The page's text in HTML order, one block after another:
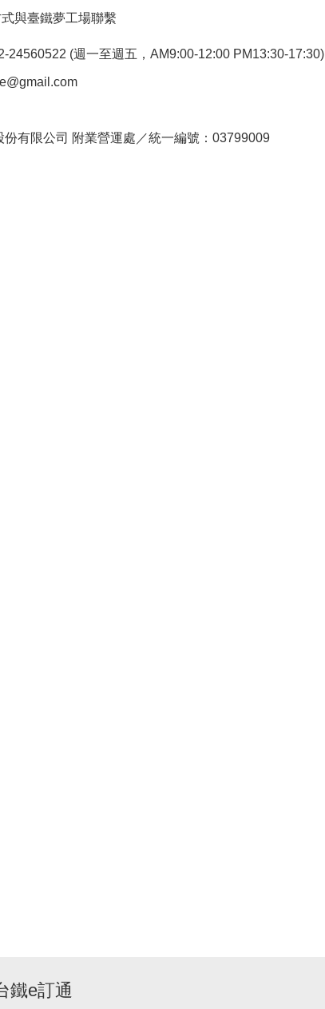
與臺鐵夢工場聯繫
24560522 (週一至週五，AM9:00-12:00 PM13:30-17:30)
有限公司 附業營運處／統一編號：03799009
鐵e訂通